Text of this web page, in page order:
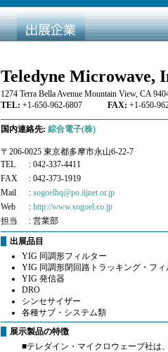
Teledyne Microwave,
1274 Terra Bella Avenue Mountain View, CA
TEL: +1-650-962-6807 FAX: +1-650-
国内連絡先: 綜合電子(株)
〒206-0025 東京都多摩市永山6-22-7
TEL
: 042-337-4411
FAX
: 042-373-1919
Mail
: sogoelhq@po.iijnet.or.jp
Web
: http://www.sogoel.co.jp
担当
: 営業部
出展品目
YIG 同調形フィルター
YIG 同調形閉回路トラッキング・フィ
YIG 発信器
DRO
シンセサイザー
各種サブ・システム類
展示製品の特徴
■テレダイン・マイクロウェーブ社は